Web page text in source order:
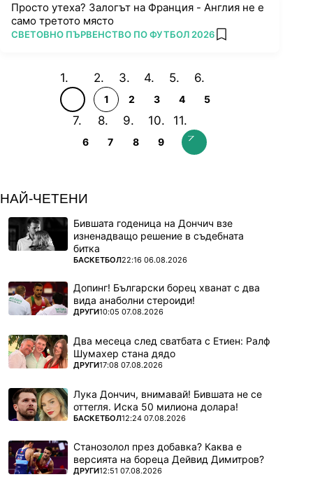
Просто утеха? Залогът на Франция - Англия не е
само третото място
ПОВЕЧЕ ОТ
СВЕТОВНО ПЪРВЕНСТВО ПО ФУТБОЛ 2026 add favorites
1 2 3 4 5
6 7 8 9
НАЙ-ЧЕТЕНИ
Бившата годеница на Дончич взе
изненадващо решение в съдебната
битка
ПОВЕЧЕ ОТ
БАСКЕТБОЛ22:16 06.08.2026
Допинг! Български борец хванат с два
вида анаболни стероиди!
ПОВЕЧЕ ОТ
ДРУГИ10:05 07.08.2026
Два месеца след сватбата с Етиен: Ралф
Шумахер стана дядо
ПОВЕЧЕ ОТ
ДРУГИ17:08 07.08.2026
Лука Дончич, внимавай! Бившата не се
оттегля. Иска 50 милиона долара!
ПОВЕЧЕ ОТ
БАСКЕТБОЛ12:24 07.08.2026
Станозолол през добавка? Каква е
версията на бореца Дейвид Димитров?
ПОВЕЧЕ ОТ
ДРУГИ12:51 07.08.2026